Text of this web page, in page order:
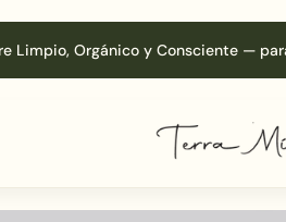
Limpio, Orgánico y Consciente —